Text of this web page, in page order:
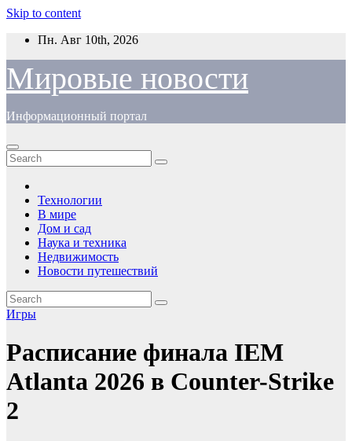
Skip to content
Пн. Авг 10th, 2026
Мировые новости
Информационный портал
Технологии
В мире
Дом и сад
Наука и техника
Недвижимость
Новости путешествий
Игры
Расписание финала IEM
Atlanta 2026 в Counter-Strike
2